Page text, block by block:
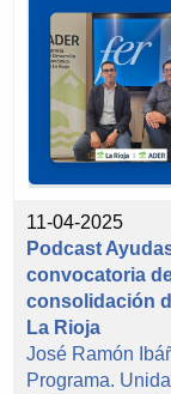
11-04-2025
Podcast
convocatoria
consolidación
La Rioja
José Ramón
Programa.